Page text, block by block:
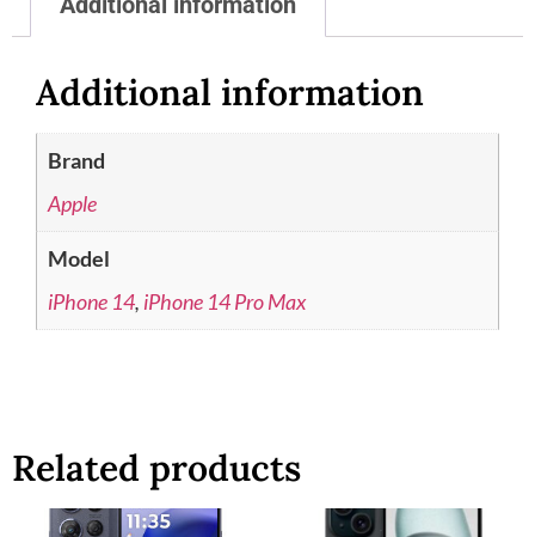
Additional information
Brand
Apple
Model
iPhone 14, iPhone 14 Pro Max
Related products